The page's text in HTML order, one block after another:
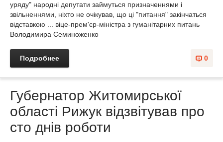
уряду" народні депутати займуться призначеннями і
звільненнями, ніхто не очікував, що ці "питання" закінчаться
відставкою ... віце-прем'єр-міністра з гуманітарних питань
Володимира Семиноженко
0
Подробнее
Губернатор Житомирської
області Рижук відзвітував про
сто днів роботи